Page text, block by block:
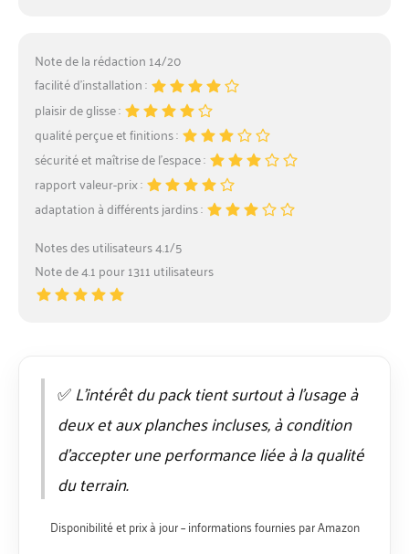
Note de la rédaction 14/20
facilité d’installation :
plaisir de glisse :
qualité perçue et finitions :
sécurité et maîtrise de l’espace :
rapport valeur-prix :
adaptation à différents jardins :
Notes des utilisateurs 4.1/5
Note de 4.1 pour 1311 utilisateurs
✅L’intérêt du pack tient surtout à l’usage à
deux et aux planches incluses, à condition
d’accepter une performance liée à la qualité
du terrain.
Disponibilité et prix à jour – informations fournies par Amazon